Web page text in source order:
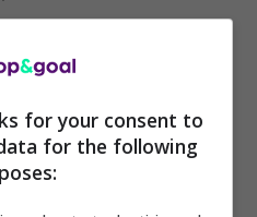
entrare non Alvaro
ex Udineseche è
dirigenza
argentino,
for your consent to
for the following